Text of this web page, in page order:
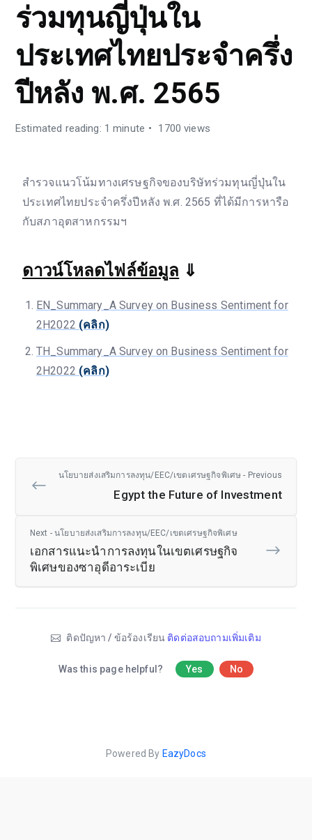
ร่วมทุนญี่ปุ่นใน
ประเทศไทยประจำครึ่ง
ปีหลัง พ.ศ. 2565
Estimated reading: 1 minute 1700 views
สำรวจแนวโน้มทางเศรษฐกิจของบริษัทร่วมทุนญี่ปุ่นใน
ประเทศไทยประจำครึ่งปีหลัง พ.ศ. 2565 ที่ได้มีการหารือ
กับสภาอุตสาหกรรมฯ
ดาวน์โหลดไฟล์ข้อมูล ⇓
EN_Summary_A Survey on Business Sentiment for
2H2022 (คลิก)
TH_Summary_A Survey on Business Sentiment for
2H2022 (คลิก)
นโยบายส่งเสริมการลงทุน/EEC/เขตเศรษฐกิจพิเศษ - Previous
Egypt the Future of Investment
Next - นโยบายส่งเสริมการลงทุน/EEC/เขตเศรษฐกิจพิเศษ
เอกสารแนะนำการลงทุนในเขตเศรษฐกิจ
พิเศษของซาอุดีอาระเบีย
ติดปัญหา / ข้อร้องเรียน ติดต่อสอบถามเพิ่มเติม
Was this page helpful? Yes No
Powered By EazyDocs